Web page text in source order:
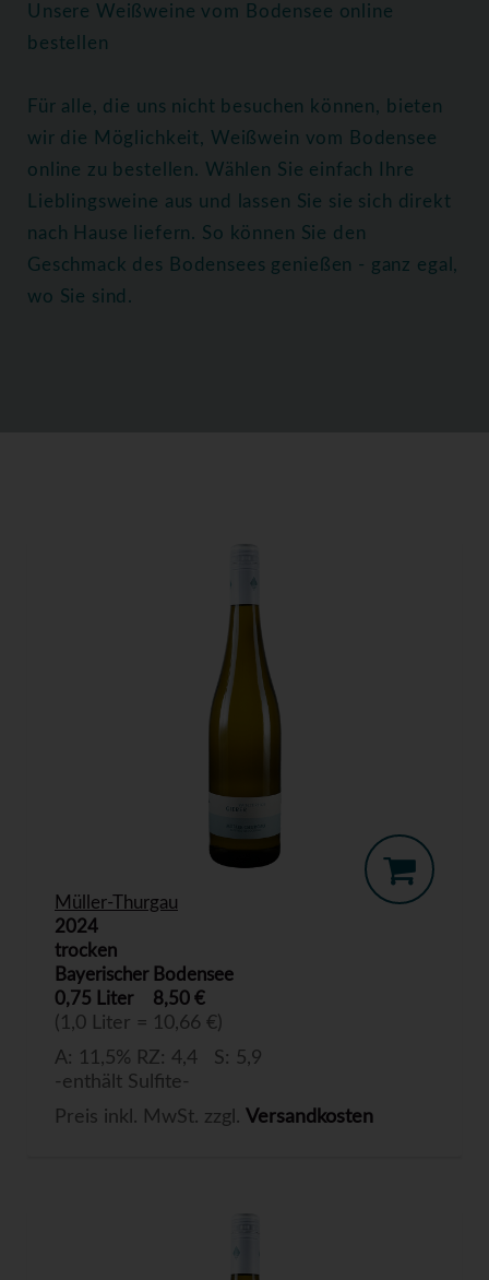
Unsere Weißweine vom Bodensee online
bestellen
Für alle, die uns nicht besuchen können, bieten
wir die Möglichkeit, Weißwein vom Bodensee
online zu bestellen. Wählen Sie einfach Ihre
Lieblingsweine aus und lassen Sie sie sich direkt
nach Hause liefern. So können Sie den
Geschmack des Bodensees genießen - ganz egal,
wo Sie sind.
Müller-Thurgau
2024
trocken
Bayerischer Bodensee
0,75 Liter
8,50 €
(1,0 Liter = 10,66 €)
A: 11,5% RZ: 4,4 S: 5,9
-enthält Sulfite-
Preis inkl. MwSt. zzgl. Versandkosten